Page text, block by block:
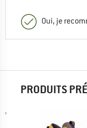
Oui, je
PRODUITS